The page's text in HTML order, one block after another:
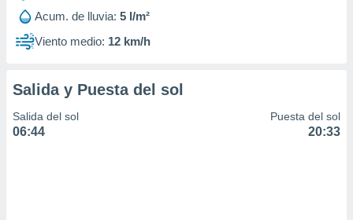
Acum. de lluvia: 5 l/m²
Viento medio: 12 km/h
Salida y Puesta del sol
Salida del sol
06:44
Puesta del sol
20:33